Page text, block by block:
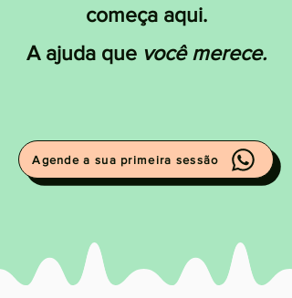
começa aqui.
A ajuda que você merece.
Agende a sua primeira sessão